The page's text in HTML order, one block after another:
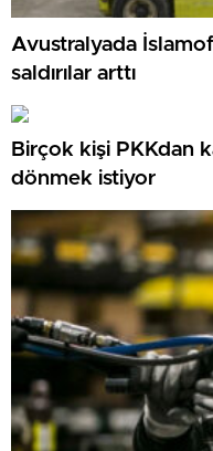
Avustralyada
saldırılar arttı
Birçok kişi PKKdan
dönmek istiyor